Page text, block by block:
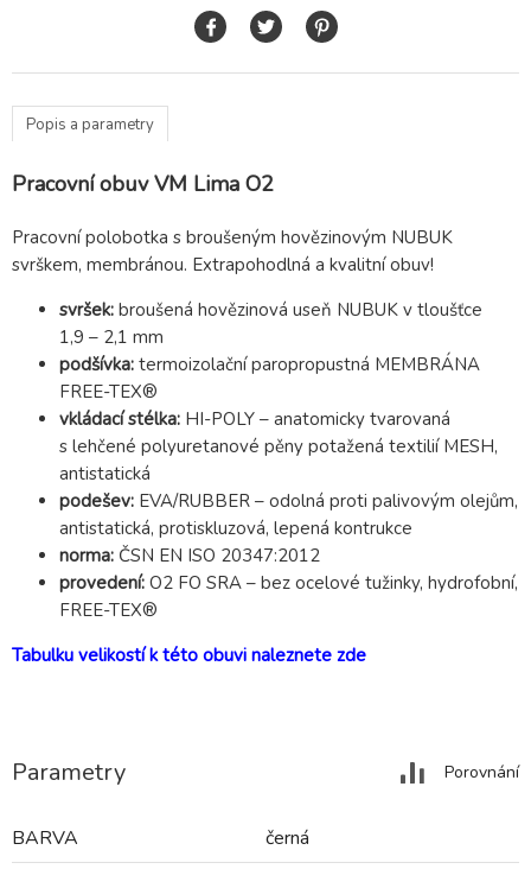
Popis a parametry
Pracovní obuv VM Lima O2
Pracovní polobotka s broušeným hovězinovým NUBUK
svrškem, membránou. Extrapohodlná a kvalitní obuv!
svršek: broušená hovězinová useň NUBUK v tloušťce
1,9 – 2,1 mm
podšívka: termoizolační paropropustná MEMBRÁNA
FREE-TEX®
vkládací stélka: HI-POLY – anatomicky tvarovaná
s lehčené polyuretanové pěny potažená textilií MESH,
antistatická
podešev: EVA/RUBBER – odolná proti palivovým olejům,
antistatická, protiskluzová, lepená kontrukce
norma: ČSN EN ISO 20347:2012
provedení: O2 FO SRA – bez ocelové tužinky, hydrofobní,
FREE-TEX®
Tabulku velikostí k této obuvi naleznete zde
Parametry Porovnání
BARVA
černá